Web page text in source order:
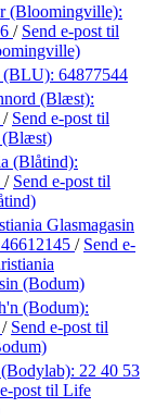
(Bloomingville):
/ Send e-post til
64877544
(Blæst):
/ Send e-post til
(Blæst)
(Blåtind):
/ Send e-post til
Glasmagasin
46612145 / Send e-
(Bodum)
(Bodum):
/ Send e-post til
22 40 53
post til Life